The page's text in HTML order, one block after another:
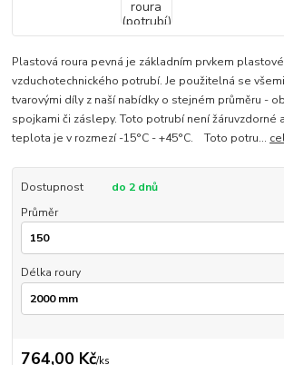
Plastová roura pevná je základním prvkem
vzduchotechnického potrubí. Je použitelná se
tvarovými díly z naší nabídky o stejném průměru -
spojkami či záslepy. Toto potrubí není žáruvzdorné
teplota je v rozmezí -15°C - +45°C. Toto potru...
Dostupnost
do 2 dnů
Průměr
Délka roury
764,00 Kč/ks